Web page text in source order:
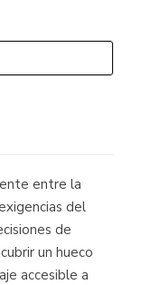
entre la
del
de
un hueco
accesible a